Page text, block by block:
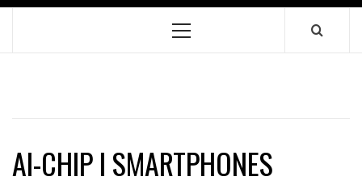
Primary
AI-CHIP I SMARTPHONES